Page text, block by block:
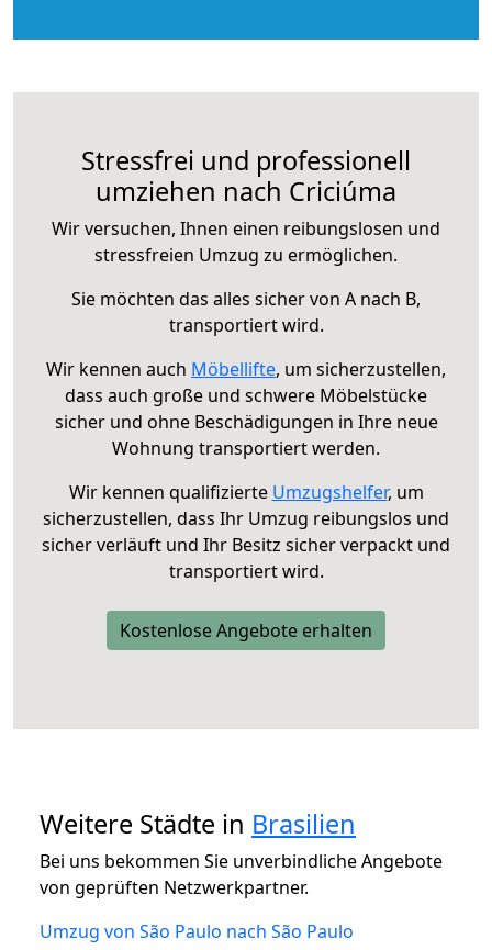
Stressfrei und professionell
umziehen nach Criciúma
Wir versuchen, Ihnen einen reibungslosen und
stressfreien Umzug zu ermöglichen.
Sie möchten das alles sicher von A nach B,
transportiert wird.
Wir kennen auch Möbellifte, um sicherzustellen,
dass auch große und schwere Möbelstücke
sicher und ohne Beschädigungen in Ihre neue
Wohnung transportiert werden.
Wir kennen qualifizierte Umzugshelfer, um
sicherzustellen, dass Ihr Umzug reibungslos und
sicher verläuft und Ihr Besitz sicher verpackt und
transportiert wird.
Kostenlose Angebote erhalten
Weitere Städte in Brasilien
Bei uns bekommen Sie unverbindliche Angebote
von geprüften Netzwerkpartner.
Umzug von São Paulo nach São Paulo